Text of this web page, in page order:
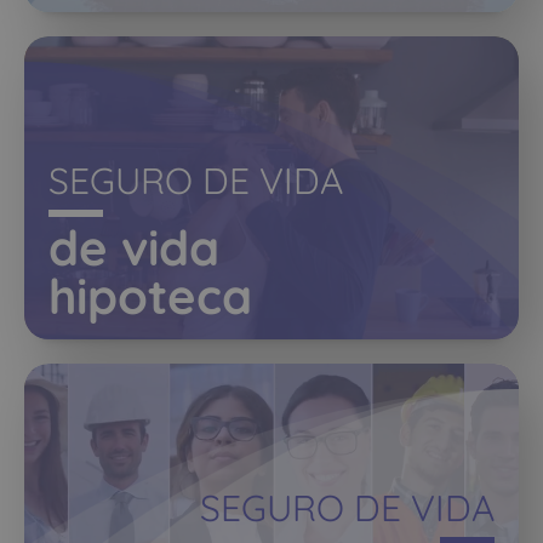
SEGURO DE VIDA
de vida
hipoteca
SEGURO DE VIDA